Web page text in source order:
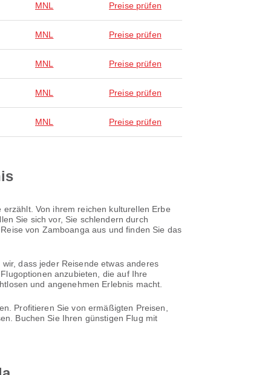
MNL Preise prüfen
MNL Preise prüfen
MNL Preise prüfen
MNL Preise prüfen
MNL Preise prüfen
Von ihrem reichen kulturellen Erbe
Sie sich vor, Sie schlendern durch
von Zamboanga aus und finden Sie das
dass jeder Reisende etwas anderes
anzubieten, die auf Ihre
und angenehmen Erlebnis macht.
Profitieren Sie von ermäßigten Preisen,
Buchen Sie Ihren günstigen Flug mit